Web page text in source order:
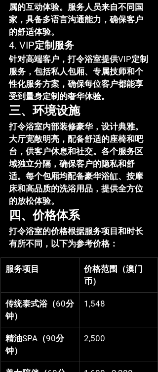
属的互动体验。服务人员来自不同国
家，具备多语言沟通能力，确保客户
的舒适体验。
4. VIP定制服务
针对高端客户，打令浴室提供VIP定制
服务，包括私人包厢、专属技师和个
性化服务方案，确保每位客户都能享
受到量身定制的奢华体验。
三、环境设施
打令浴室内部装修豪华，设计典雅。
大厅宽敞明亮，配备舒适的座椅和吧
台，供客户休息和社交。各个服务区
域独立分隔，确保客户的隐私和舒
适。每个包厢均配备豪华浴缸、按摩
床和高品质的洗浴用品，提供全方位
的放松体验。
四、价格体系
打令浴室的价格根据服务项目和时长
有所不同，以下为参考价格：
服务项目
价格范围（澳门
币）
传统泰式浴（60分
钟）
1,548
精油SPA（90分
钟）
2,500